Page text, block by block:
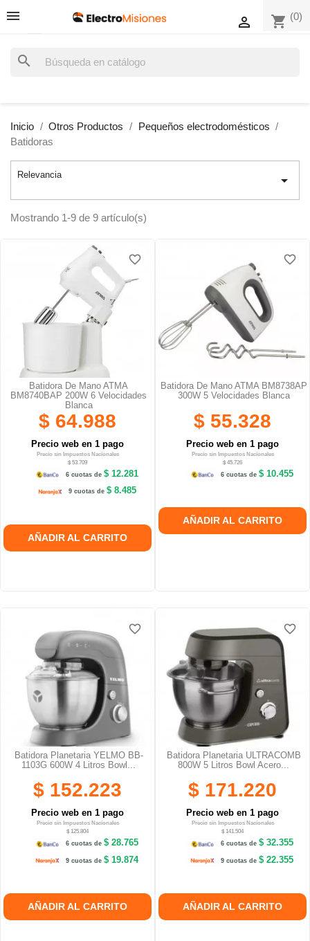
shopping_cart (0)

search
Inicio Otros Productos
Pequeños electrodomésticos
Batidoras
Relevancia 
Mostrando 1-9 de 9 artículo(s)
Batidora De Mano ATMA
BM8740BAP 200W 6 Velocidades
Blanca
$ 64.988
Precio web en 1 pago
Precio sin Impuestos Nacionales
$ 53.709
6 cuotas de$ 12.281
9 cuotas de $ 8.485
AÑADIR AL CARRITO
favorite_border
favorite_border
Batidora De Mano ATMA BM8738AP
300W 5 Velocidades Blanca
$ 55.328
Precio web en 1 pago
Precio sin Impuestos Nacionales
$ 45.726
6 cuotas de$ 10.455
AÑADIR AL CARRITO
favorite_border
favorite_border
Batidora Planetaria YELMO BB-
1103G 600W 4 Litros Bowl...
$ 152.223
Precio web en 1 pago
Precio sin Impuestos Nacionales
$ 125.804
6 cuotas de$ 28.765
9 cuotas de$ 19.874
AÑADIR AL CARRITO
favorite_border
favorite_border
Batidora Planetaria ULTRACOMB
800W 5 Litros Bowl Acero...
$ 171.220
Precio web en 1 pago
Precio sin Impuestos Nacionales
$ 141.504
6 cuotas de$ 32.355
9 cuotas de$ 22.355
AÑADIR AL CARRITO
favorite_border
favorite_border